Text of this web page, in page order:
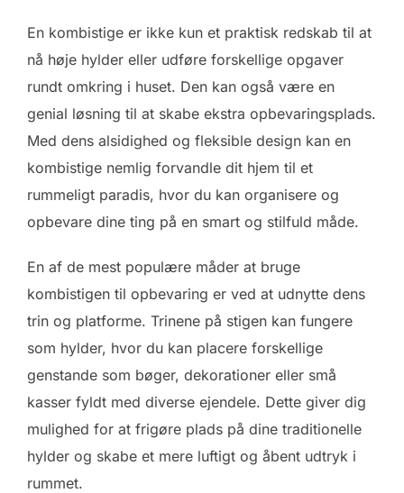
En kombistige er ikke kun et praktisk redskab til at
nå høje hylder eller udføre forskellige opgaver
rundt omkring i huset. Den kan også være en
genial løsning til at skabe ekstra opbevaringsplads.
Med dens alsidighed og fleksible design kan en
kombistige nemlig forvandle dit hjem til et
rummeligt paradis, hvor du kan organisere og
opbevare dine ting på en smart og stilfuld måde.
En af de mest populære måder at bruge
kombistigen til opbevaring er ved at udnytte dens
trin og platforme. Trinene på stigen kan fungere
som hylder, hvor du kan placere forskellige
genstande som bøger, dekorationer eller små
kasser fyldt med diverse ejendele. Dette giver dig
mulighed for at frigøre plads på dine traditionelle
hylder og skabe et mere luftigt og åbent udtryk i
rummet.